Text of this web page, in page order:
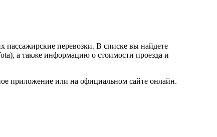
пассажирские перевозки. В списке вы найдете
а также информацию о стоимости проезда и
приложение или на официальном сайте онлайн.